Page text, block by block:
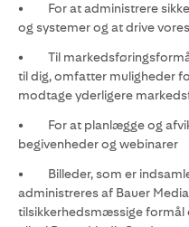
• For at administrere
og systemer og at drive
• Til
til dig, omfatter muligheder
modtage yderligere
• For at planlægge og
begivenheder og webinarer
• Billeder, som er
administreres af Bauer
tilsikkerhedsmæssige